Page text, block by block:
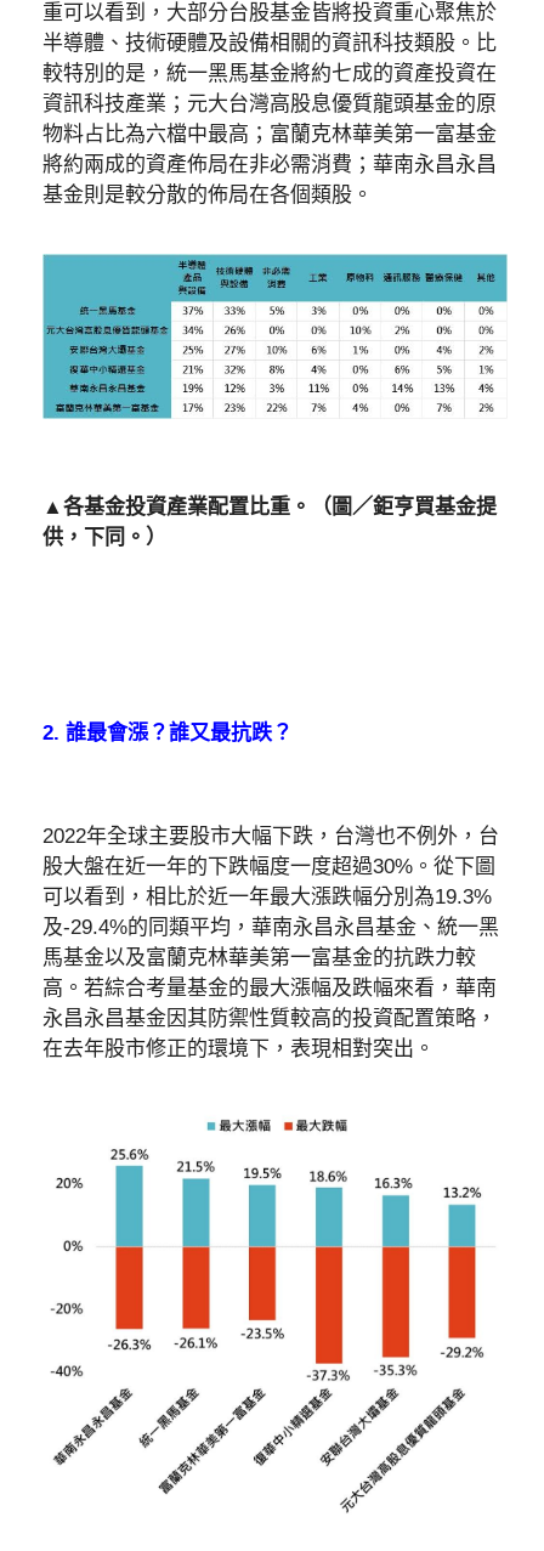
重可以看到，大部分台股基金皆將投資重心聚焦於
半導體、技術硬體及設備相關的資訊科技類股。比
較特別的是，統一黑馬基金將約七成的資產投資在
資訊科技產業；元大台灣高股息優質龍頭基金的原
物料占比為六檔中最高；富蘭克林華美第一富基金
將約兩成的資產佈局在非必需消費；華南永昌永昌
基金則是較分散的佈局在各個類股。
▲各基金投資產業配置比重。（圖／鉅亨買基金提
供，下同。）
2. 誰最會漲？誰又最抗跌？
2022年全球主要股市大幅下跌，台灣也不例外，台
股大盤在近一年的下跌幅度一度超過30%。從下圖
可以看到，相比於近一年最大漲跌幅分別為19.3%
及-29.4%的同類平均，華南永昌永昌基金、統一黑
馬基金以及富蘭克林華美第一富基金的抗跌力較
高。若綜合考量基金的最大漲幅及跌幅來看，華南
永昌永昌基金因其防禦性質較高的投資配置策略，
在去年股市修正的環境下，表現相對突出。